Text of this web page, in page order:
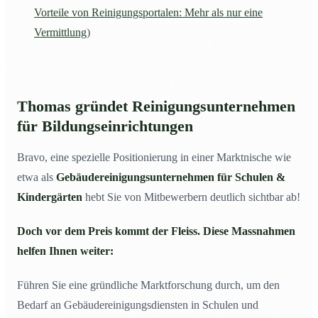
Vorteile von Reinigungsportalen: Mehr als nur eine
Vermittlung)
Thomas gründet Reinigungsunternehmen
für Bildungseinrichtungen
Bravo, eine spezielle Positionierung in einer Marktnische wie
etwa als Gebäudereinigungsunternehmen für Schulen &
Kindergärten hebt Sie von Mitbewerbern deutlich sichtbar ab!
Doch vor dem Preis kommt der Fleiss. Diese Massnahmen
helfen Ihnen weiter:
Führen Sie eine gründliche Marktforschung durch, um den
Bedarf an Gebäudereinigungsdiensten in Schulen und